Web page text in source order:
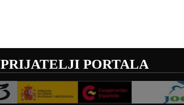
PRIJATELJI PORTALA